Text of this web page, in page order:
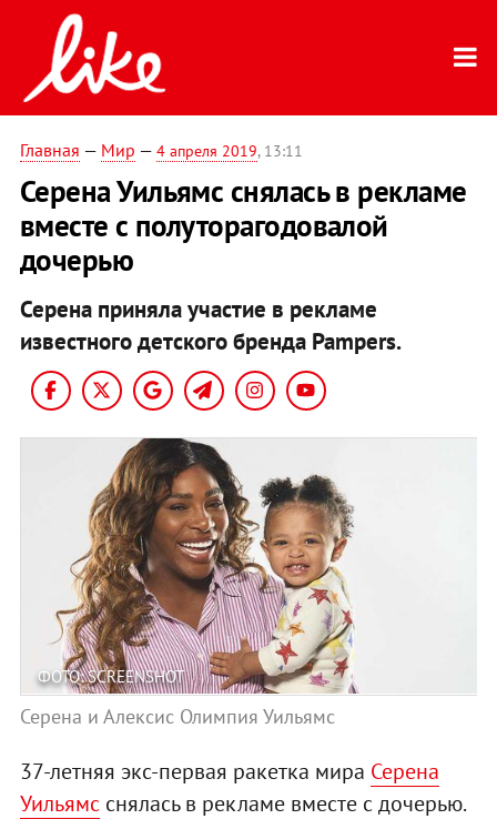
Главная — Мир — 4 апреля 2019, 13:11
Серена Уильямс снялась в рекламе
вместе с полуторагодовалой
дочерью
Серена приняла участие в рекламе
известного детского бренда Pampers.
ФОТО: SCREENSHOT
Серена и Алексис Олимпия Уильямс
37-летняя экс-первая ракетка мира Серена
Уильямсснялась в рекламе вместе с дочерью.